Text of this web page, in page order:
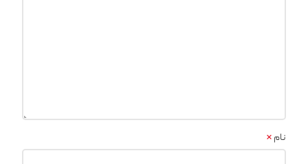
نام *